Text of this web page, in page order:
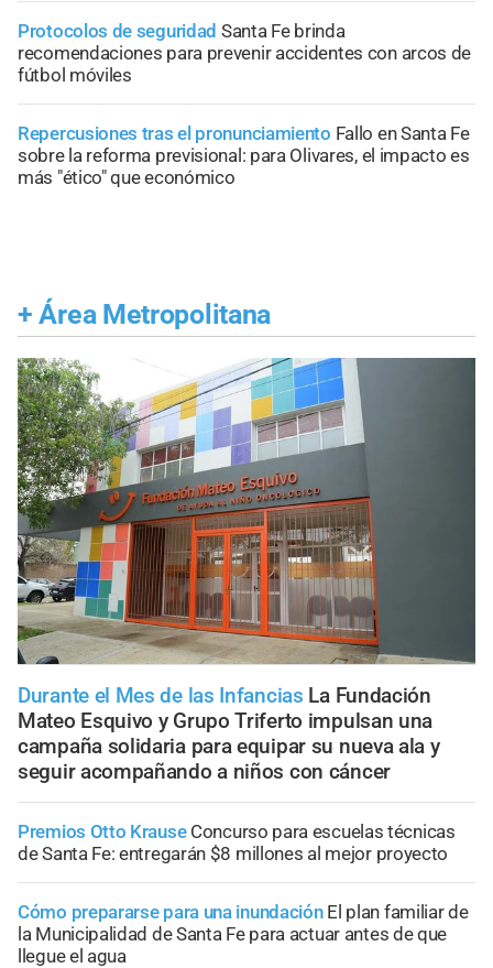
Protocolos de seguridad Santa Fe brinda
recomendaciones para prevenir accidentes con arcos de
fútbol móviles
Repercusiones tras el pronunciamiento Fallo en Santa Fe
sobre la reforma previsional: para Olivares, el impacto es
más "ético" que económico
+ Área Metropolitana
Durante el Mes de las Infancias La Fundación
Mateo Esquivo y Grupo Triferto impulsan una
campaña solidaria para equipar su nueva ala y
seguir acompañando a niños con cáncer
Premios Otto Krause Concurso para escuelas técnicas
de Santa Fe: entregarán $8 millones al mejor proyecto
Cómo prepararse para una inundación El plan familiar de
la Municipalidad de Santa Fe para actuar antes de que
llegue el agua